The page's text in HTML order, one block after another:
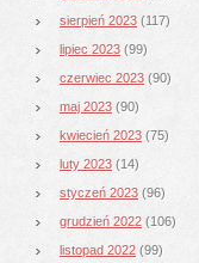
sierpień 2023 (117)
lipiec 2023 (99)
czerwiec 2023 (90)
maj 2023 (90)
kwiecień 2023 (75)
luty 2023 (14)
styczeń 2023 (96)
grudzień 2022 (106)
listopad 2022 (99)